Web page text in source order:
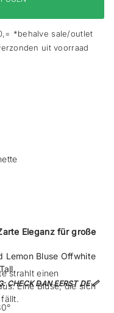
*behalve sale/outlet
uit voorraad
Eleganz für große
strahlt einen
Eine Bluse, die sich
Lemon Bluse Offwhite
CHECK DAN EERST DE 📏